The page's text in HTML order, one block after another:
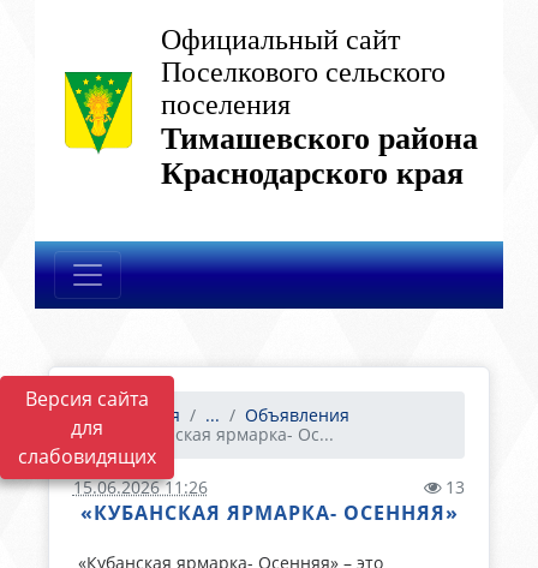
Версия сайта
для
слабовидящих
Официальный сайт
Поселкового сельского
поселения
Тимашевского района
Краснодарского края
Главная ...
Объявления
«Кубанская ярмарка- Ос...
15.06.2026 11:26 13
«КУБАНСКАЯ ЯРМАРКА- ОСЕННЯЯ»
«Кубанская ярмарка- Осенняя» – это